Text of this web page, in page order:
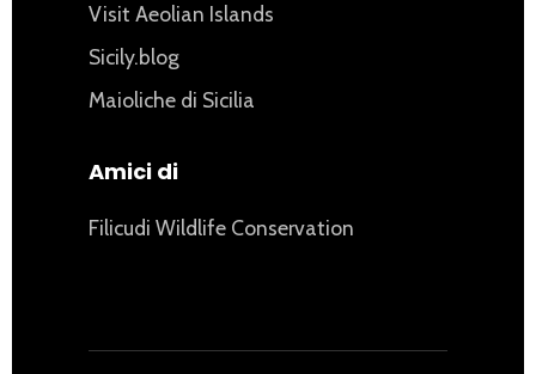
Visit Aeolian Islands
Sicily.blog
Maioliche di Sicilia
Amici di
Filicudi Wildlife Conservation